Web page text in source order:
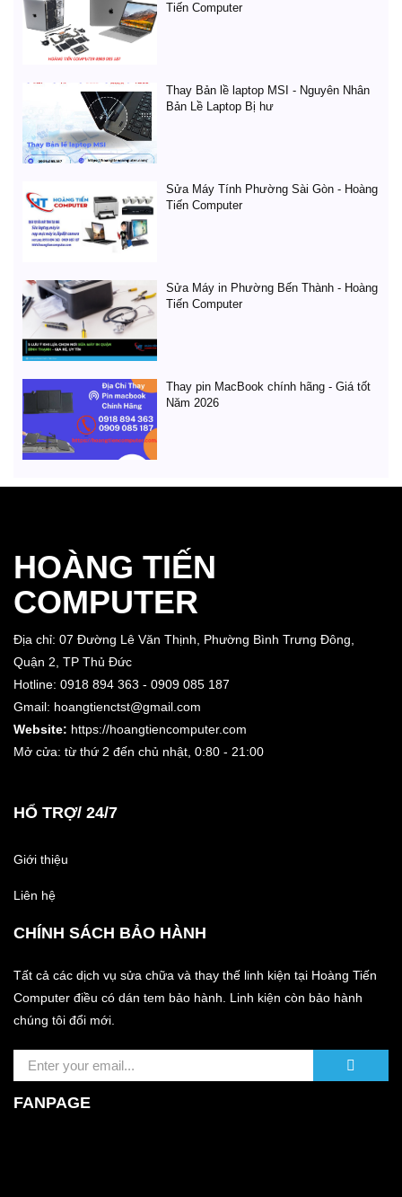
Tiến Computer
Thay Bản lề laptop MSI - Nguyên Nhân
Bản Lề Laptop Bị hư
Sửa Máy Tính Phường Sài Gòn - Hoàng
Tiến Computer
Sửa Máy in Phường Bến Thành - Hoàng
Tiến Computer
Thay pin MacBook chính hãng - Giá tốt
Năm 2026
HOÀNG TIẾN
COMPUTER
Địa chỉ: 07 Đường Lê Văn Thịnh, Phường Bình Trưng Đông,
Quận 2, TP Thủ Đức
Hotline: 0918 894 363 - 0909 085 187
Gmail: hoangtienctst@gmail.com
Website: https://hoangtiencomputer.com
Mở cửa: từ thứ 2 đến chủ nhật, 0:80 - 21:00
HỔ TRỢ/ 24/7
Giới thiệu
Liên hệ
CHÍNH SÁCH BẢO HÀNH
Tất cả các dịch vụ sửa chữa và thay thế linh kiện tại Hoàng Tiến
Computer điều có dán tem bảo hành. Linh kiện còn bảo hành
chúng tôi đổi mới.
FANPAGE